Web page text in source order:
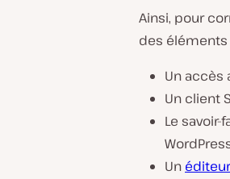
Ainsi, pour
des éléments
Un accès
Un client
Le savoir-
Un